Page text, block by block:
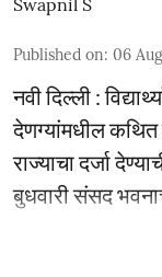
Swapnil S
Published on: 06
नवी दिल्ली :
देणग्यांमधील कथित
राज्याचा दर्जा
बुधवारी संसद